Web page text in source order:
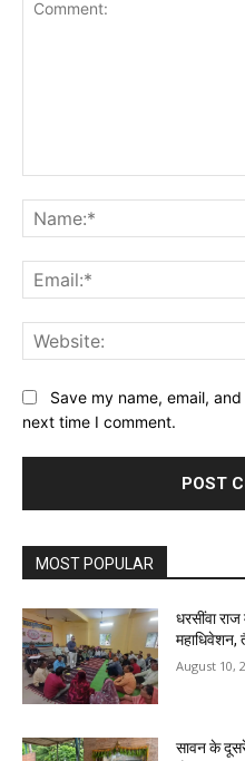
Save my name, email,
next time I comment.
MOST POPULAR
धरसींवा राज
महाधिवेशन,
August 10,
सावन के